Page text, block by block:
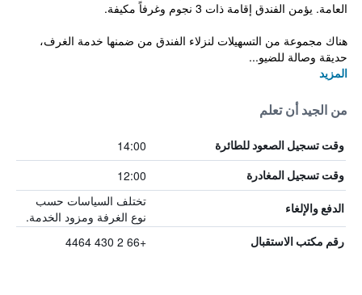
العامة. يؤمن الفندق إقامة ذات 3 نجوم وغرفاً مكيفة.
هناك مجموعة من التسهيلات لنزلاء الفندق من ضمنها خدمة الغرف،
حديقة وصالة للضيو...
المزيد
من الجيد أن تعلم
وقت تسجيل الصعود للطائرة 14:00
وقت تسجيل المغادرة 12:00
الدفع والإلغاء
تختلف السياسات حسب
نوع الغرفة ومزود الخدمة.
رقم مكتب الاستقبال +66 2 430 4464